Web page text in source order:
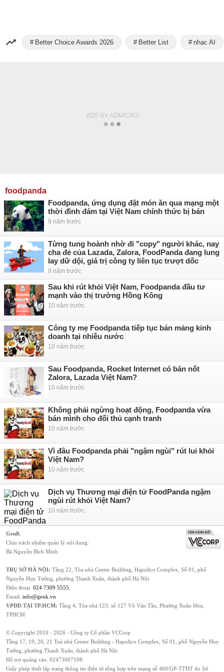
Better Choice Awards 2026 Better List nhạc AI
foodpanda
Foodpanda, ứng dụng đặt món ăn qua mạng một
thời đình đám tại Việt Nam chính thức bị bán
9 năm trước
Từng tung hoành nhờ đi "copy" người khác, nay
cha đẻ của Lazada, Zalora, FoodPanda đang lung
lay dữ dội, giá trị công ty liên tục trượt dốc
9 năm trước
Sau khi rút khỏi Việt Nam, Foodpanda đầu tư
mạnh vào thị trường Hồng Kông
10 năm trước
Công ty mẹ Foodpanda tiếp tục bán mảng kinh
doanh tại nhiều nước
10 năm trước
Sau Foodpanda, Rocket Internet có bán nốt
Zalora, Lazada Việt Nam?
10 năm trước
Không phải ngừng hoạt động, Foodpanda vừa
bán mình cho đối thủ cạnh tranh
10 năm trước
Vì đâu Foodpanda phải "ngậm ngùi" rút lui khỏi
Việt Nam?
10 năm trước
Dịch vụ Thương mại điện tử FoodPanda ngậm
ngùi rút khỏi Việt Nam?
10 năm trước
GenK
Chịu trách nhiệm quản lý nội dung:
Bà Nguyễn Bích Minh
TRỤ SỞ HÀ NỘI: Tầng 22, Tòa nhà Center Building, Hapulico Complex, Số 01, phố
Nguyễn Huy Tưởng, phường Thanh Xuân, thành phố Hà Nội
Điện thoại: 024 7309 5555
Email: info@genk.vn
VPĐD TẠI TP.HCM: Tầng 4, Tòa nhà 123, số 127 Võ Văn Tần, Phường Xuân Hòa,
TPHCM
© Copyright 2010 - 2026 - Công ty Cổ phần VCCorp
Tầng 17, 19, 20, 21 Toà nhà Center Building - Hapulico Complex, Số 01, phố Nguyễn Huy
Tưởng, phường Thanh Xuân, thành phố Hà Nội
Hỗ trợ quảng cáo: 02473007108
Giấy phép thiết lập trang thông tin điện tử tổng hợp trên mạng số 460/GP-TTĐT do Sở